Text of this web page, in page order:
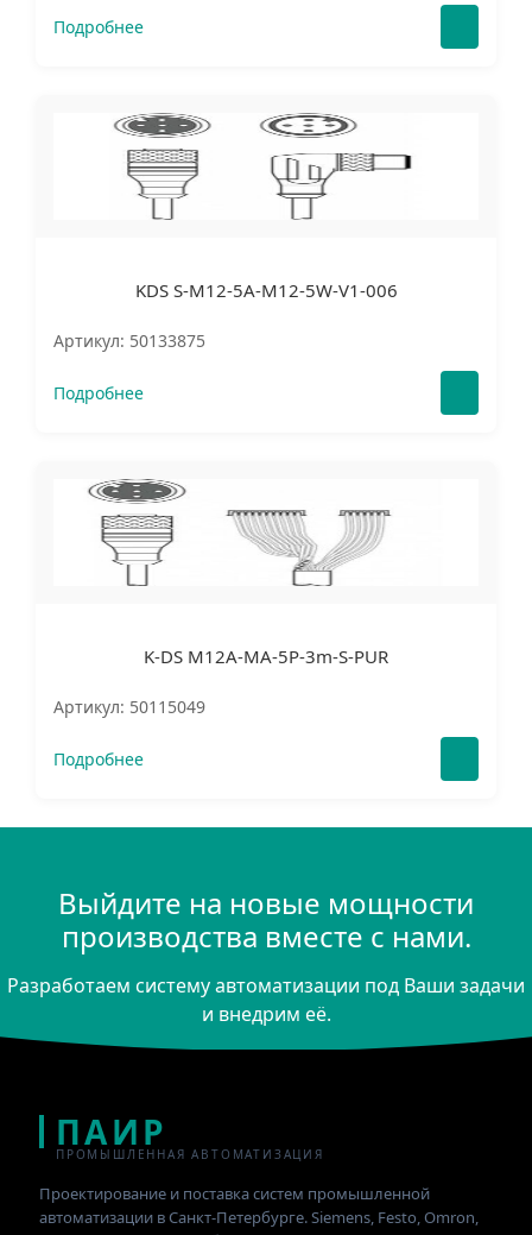
Подробнее
KDS S-M12-5A-M12-5W-V1-006
Артикул: 50133875
Подробнее
K-DS M12A-MA-5P-3m-S-PUR
Артикул: 50115049
Подробнее
Выйдите на новые мощности
производства вместе с нами.
Разработаем систему автоматизации под Ваши задачи
и внедрим её.
ПАИР
ПРОМЫШЛЕННАЯ АВТОМАТИЗАЦИЯ
Проектирование и поставка систем промышленной
автоматизации в Санкт-Петербурге. Siemens, Festo, Omron,